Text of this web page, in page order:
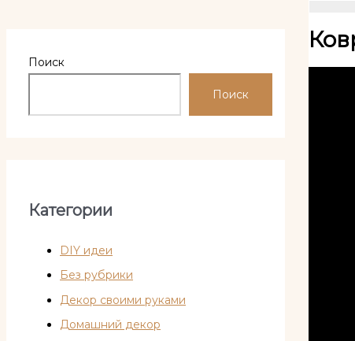
Поиск
Поиск
Категории
DIY идеи
Без рубрики
Декор своими руками
Домашний декор